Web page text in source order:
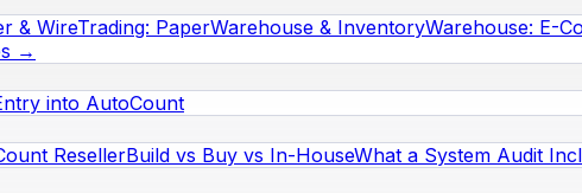
& WireTrading: PaperWarehouse & InventoryWarehouse: E-
→
into AutoCount
ResellerBuild vs Buy vs In-HouseWhat a System Audit